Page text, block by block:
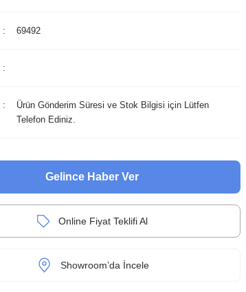
69492
Ürün Gönderim Süresi ve Stok Bilgisi için Lütfen
Telefon Ediniz.
Gelince Haber Ver
Online Fiyat Teklifi Al
Showroom’da İncele